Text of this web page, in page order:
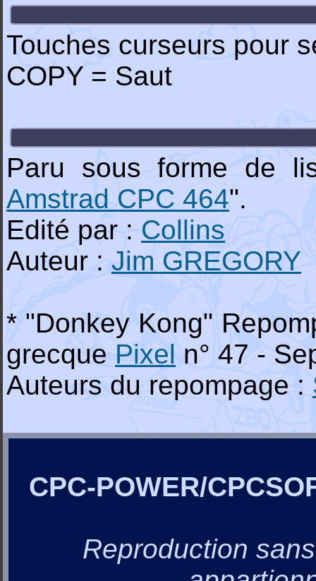
Touches curseurs pour
COPY = Saut
Paru sous forme de
Amstrad CPC 464".
Edité par : Collins
Auteur : Jim GREGORY
* "Donkey Kong"
grecque Pixel n° 47 -
Auteurs du repompage :
CPC-POWER/
Reproduction